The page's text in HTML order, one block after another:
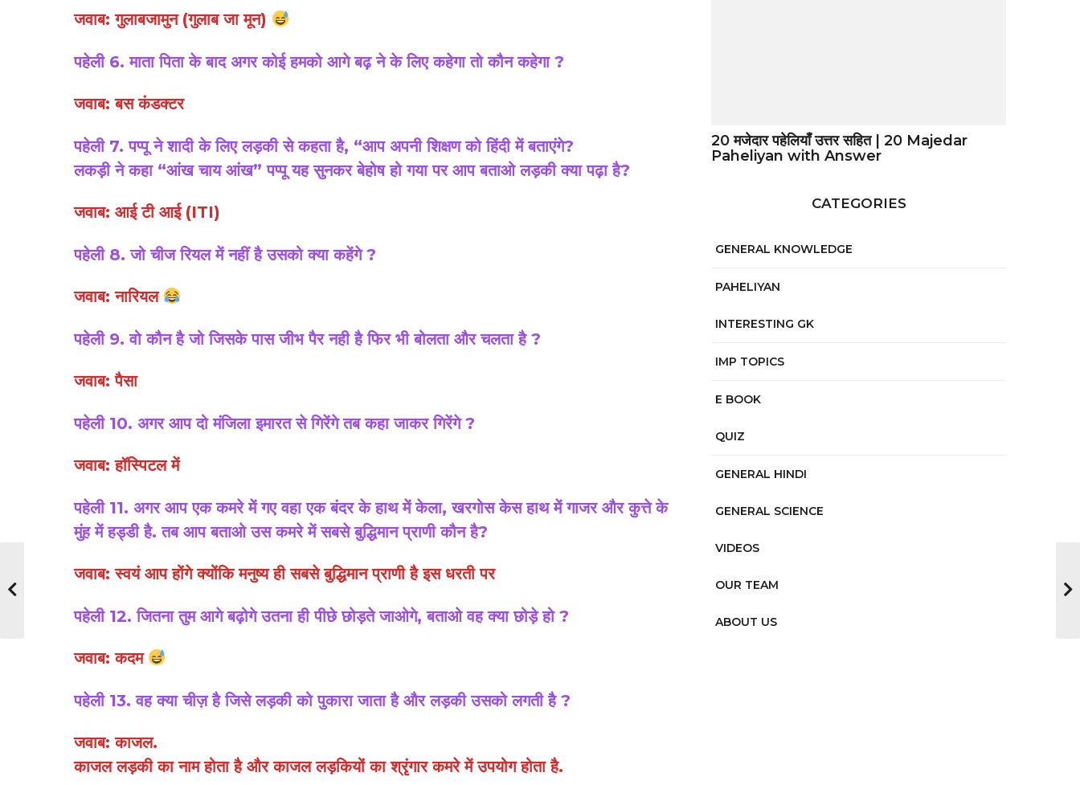
जवाब: गुलाबजामुन (गुलाब जा मून)
पहेली 6. माता पिता के बाद अगर कोई हमको आगे बढ़ ने के लिए कहेगा तो कौन कहेगा ?
जवाब: बस कंडक्टर
पहेली 7. पप्पू ने शादी के लिए लड़की से कहता है, “आप अपनी शिक्षण को हिंदी में बताएंगे?
लकड़ी ने कहा “आंख चाय आंख” पप्पू यह सुनकर बेहोष हो गया पर आप बताओ लड़की क्या पढ़ा है?
जवाब: आई टी आई (ITI)
पहेली 8. जो चीज रियल में नहीं है उसको क्या कहेंगे ?
जवाब: नारियल
पहेली 9. वो कौन है जो जिसके पास जीभ पैर नही है फिर भी बोलता और चलता है ?
जवाब: पैसा
पहेली 10. अगर आप दो मंजिला इमारत से गिरेंगे तब कहा जाकर गिरेंगे ?
जवाब: हॉस्पिटल में
पहेली 11. अगर आप एक कमरे में गए वहा एक बंदर के हाथ में केला, खरगोस केस हाथ में गाजर और कुत्ते के
मुंह में हड्डी है. तब आप बताओ उस कमरे में सबसे बुद्धिमान प्राणी कौन है?
जवाब: स्वयं आप होंगे क्योंकि मनुष्य ही सबसे बुद्धिमान प्राणी है इस धरती पर
पहेली 12. जितना तुम आगे बढ़ोगे उतना ही पीछे छोड़ते जाओगे, बताओ वह क्या छोड़े हो ?
जवाब: कदम
पहेली 13. वह क्या चीज़ है जिसे लड़की को पुकारा जाता है और लड़की उसको लगती है ?
जवाब: काजल.
काजल लड़की का नाम होता है और काजल लड़कियों का श्रृंगार कमरे में उपयोग होता है.
20 मजेदार पहेलियाँ उत्तर सहित | 20 Majedar
Paheliyan with Answer
CATEGORIES
GENERAL KNOWLEDGE
PAHELIYAN
INTERESTING GK
IMP TOPICS
E BOOK
QUIZ
GENERAL HINDI
GENERAL SCIENCE
VIDEOS
OUR TEAM
ABOUT US